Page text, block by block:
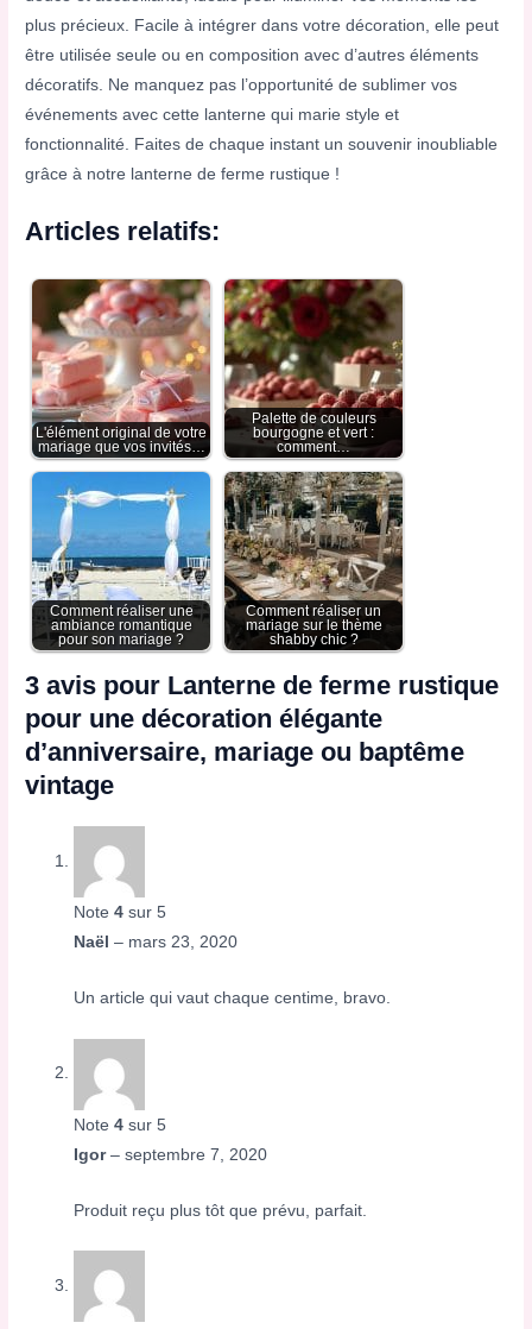
plus précieux. Facile à intégrer dans votre décoration, elle peut
être utilisée seule ou en composition avec d’autres éléments
décoratifs. Ne manquez pas l’opportunité de sublimer vos
événements avec cette lanterne qui marie style et
fonctionnalité. Faites de chaque instant un souvenir inoubliable
grâce à notre lanterne de ferme rustique !
Articles relatifs:
L'élément original de votre
mariage que vos invités…
Palette de couleurs
bourgogne et vert :
comment…
Comment réaliser une
ambiance romantique
pour son mariage ?
Comment réaliser un
mariage sur le thème
shabby chic ?
3 avis pour Lanterne de ferme rustique
pour une décoration élégante
d’anniversaire, mariage ou baptême
vintage
Note4 sur 5
Naël– mars 23, 2020
Un article qui vaut chaque centime, bravo.
Note4 sur 5
Igor– septembre 7, 2020
Produit reçu plus tôt que prévu, parfait.